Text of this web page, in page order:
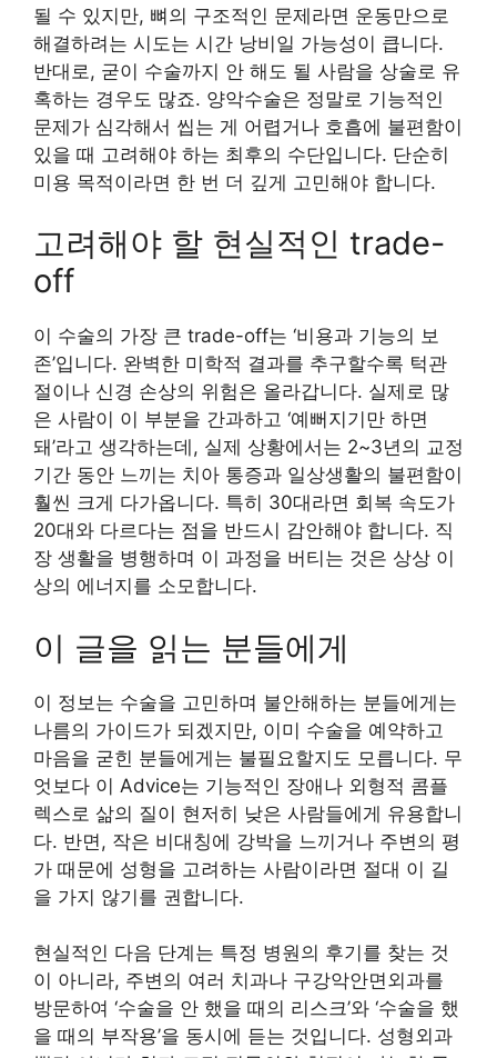
될 수 있지만, 뼈의 구조적인 문제라면 운동만으로
해결하려는 시도는 시간 낭비일 가능성이 큽니다.
반대로, 굳이 수술까지 안 해도 될 사람을 상술로 유
혹하는 경우도 많죠. 양악수술은 정말로 기능적인
문제가 심각해서 씹는 게 어렵거나 호흡에 불편함이
있을 때 고려해야 하는 최후의 수단입니다. 단순히
미용 목적이라면 한 번 더 깊게 고민해야 합니다.
고려해야 할 현실적인 trade-
off
이 수술의 가장 큰 trade-off는 ‘비용과 기능의 보
존’입니다. 완벽한 미학적 결과를 추구할수록 턱관
절이나 신경 손상의 위험은 올라갑니다. 실제로 많
은 사람이 이 부분을 간과하고 ‘예뻐지기만 하면
돼’라고 생각하는데, 실제 상황에서는 2~3년의 교정
기간 동안 느끼는 치아 통증과 일상생활의 불편함이
훨씬 크게 다가옵니다. 특히 30대라면 회복 속도가
20대와 다르다는 점을 반드시 감안해야 합니다. 직
장 생활을 병행하며 이 과정을 버티는 것은 상상 이
상의 에너지를 소모합니다.
이 글을 읽는 분들에게
이 정보는 수술을 고민하며 불안해하는 분들에게는
나름의 가이드가 되겠지만, 이미 수술을 예약하고
마음을 굳힌 분들에게는 불필요할지도 모릅니다. 무
엇보다 이 Advice는 기능적인 장애나 외형적 콤플
렉스로 삶의 질이 현저히 낮은 사람들에게 유용합니
다. 반면, 작은 비대칭에 강박을 느끼거나 주변의 평
가 때문에 성형을 고려하는 사람이라면 절대 이 길
을 가지 않기를 권합니다.
현실적인 다음 단계는 특정 병원의 후기를 찾는 것
이 아니라, 주변의 여러 치과나 구강악안면외과를
방문하여 ‘수술을 안 했을 때의 리스크’와 ‘수술을 했
을 때의 부작용’을 동시에 듣는 것입니다. 성형외과